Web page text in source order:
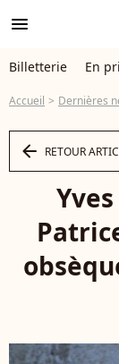
menu
Billetterie En
Accueil Dernières
arrow_left RETOUR